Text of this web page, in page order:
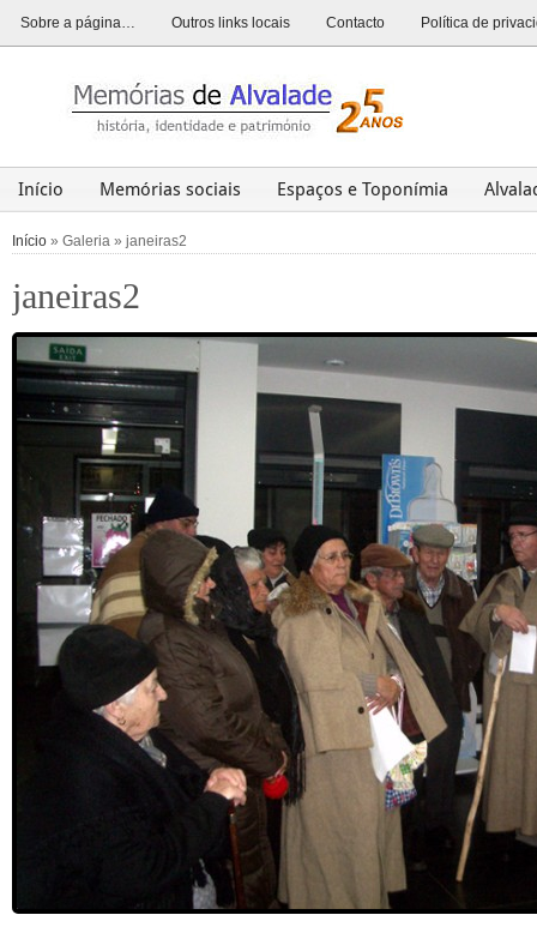
Sobre a página… Outros links locais Contacto Política de
Início Memórias sociais Espaços e Toponímia
Alvalade
Opinião
Início » Galeria » janeiras2
janeiras2